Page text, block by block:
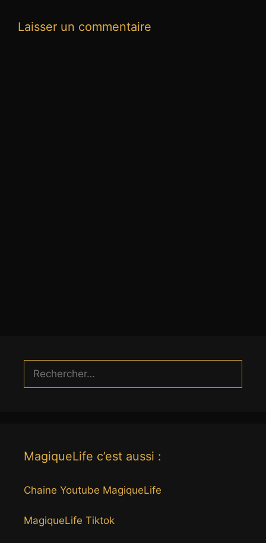
Laisser un commentaire
Rechercher :
MagiqueLife c’est aussi :
Chaine Youtube MagiqueLife
MagiqueLife Tiktok